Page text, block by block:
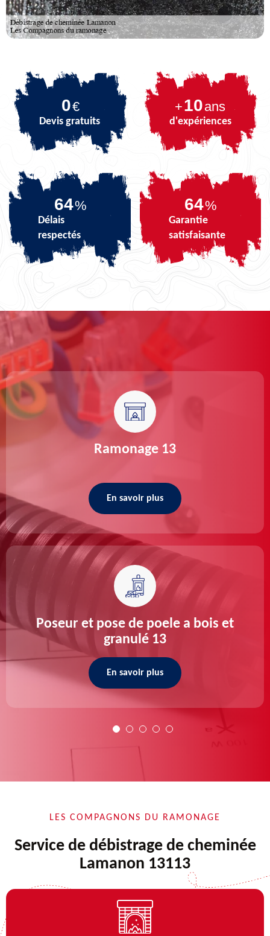
0€
Devis gratuits
+10ans
d'expériences
80%
Délais
respectés
80%
Garantie
satisfaisante
Ramonage 13
En savoir plus
Poseur et pose de poele a bois et
granulé 13
En savoir plus
LES COMPAGNONS DU RAMONAGE
Service de débistrage de cheminée
Lamanon 13113